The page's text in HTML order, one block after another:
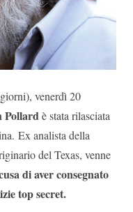
venerdì 20
Pollard è stata rilasciata
Ex analista della
del Texas, venne
di aver consegnato
top secret.